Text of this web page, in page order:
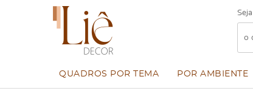
QUADROS POR TEMA POR AMBIENTE